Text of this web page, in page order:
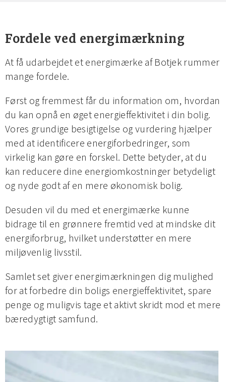
Fordele ved energimærkning
At få udarbejdet et energimærke af Botjek rummer
mange fordele.
Først og fremmest får du information om, hvordan
du kan opnå en øget energieffektivitet i din bolig.
Vores grundige besigtigelse og vurdering hjælper
med at identificere energiforbedringer, som
virkelig kan gøre en forskel. Dette betyder, at du
kan reducere dine energiomkostninger betydeligt
og nyde godt af en mere økonomisk bolig.
Desuden vil du med et energimærke kunne
bidrage til en grønnere fremtid ved at mindske dit
energiforbrug, hvilket understøtter en mere
miljøvenlig livsstil.
Samlet set giver energimærkningen dig mulighed
for at forbedre din boligs energieffektivitet, spare
penge og muligvis tage et aktivt skridt mod et mere
bæredygtigt samfund.